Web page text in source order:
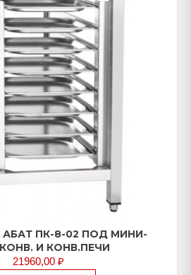
ПК-8-02 ПОД МИНИ-
И КОНВ.ПЕЧИ
21960,00 ₽